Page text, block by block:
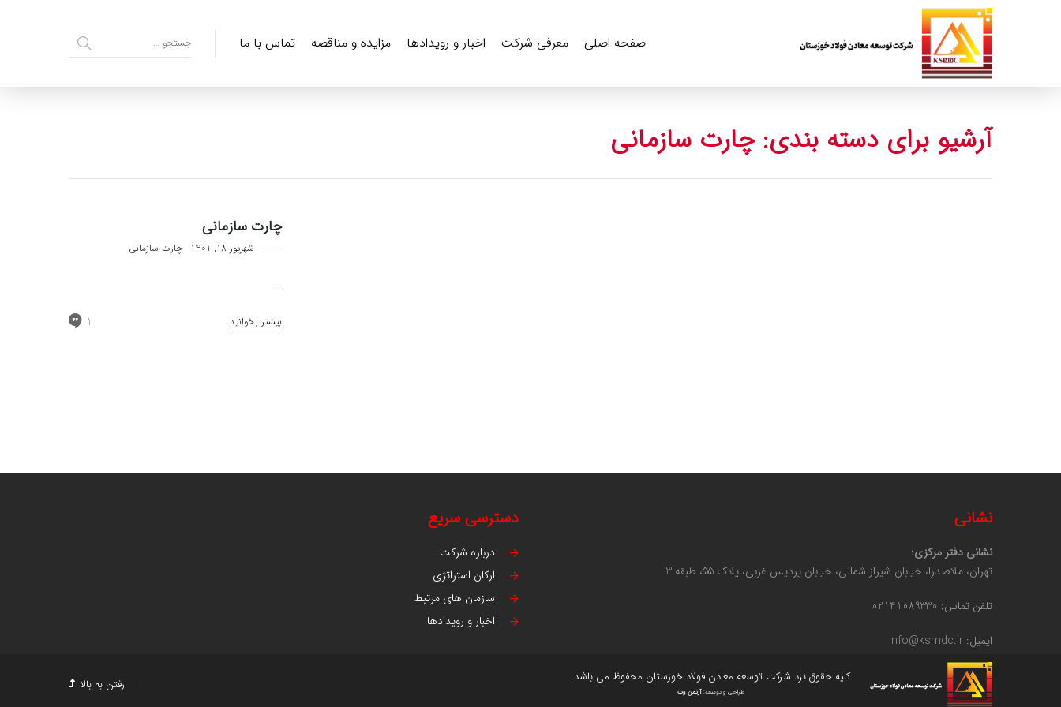
صفحه اصلی معرفی شرکت اخبار و رویدادها مزایده و مناقصه تماس با ما
آرشیو برای دسته بندی: چارت سازمانی
چارت سازمانی
شهریور 18, 1401 چارت سازمانی
…
بیشتر بخوانید 1
دسترسی سریع
درباره شرکت
ارکان استراتژی
سازمان های مرتبط
اخبار و رویدادها
نشانی
نشانی دفتر مرکزی:
تهران، ملاصدرا، خیابان شیراز شمالی، خیابان پردیس غربی، پلاک 55، طبقه 3
تلفن تماس: 02141089330
ایمیل: info@ksmdc.ir
کلیه حقوق نزد شرکت توسعه معادن فولاد خوزستان محفوظ می باشد.
طراحی و توسعه:آرتمن وب رفتن به بالا